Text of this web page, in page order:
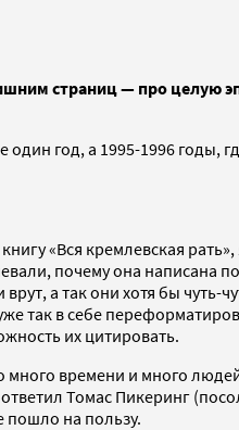
страниц — про целую
год, а 1995-1996
«Вся кремлевская
почему она написана
а так они хотя бы
так в себе
их цитировать.
времени и много
Томас Пикеринг
пошло на пользу.